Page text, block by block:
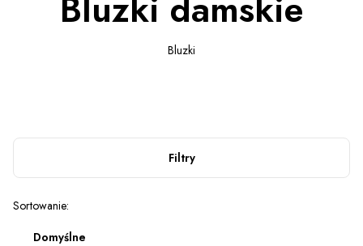
Bluzki
Filtry
Lista produktów
Sortowanie:
Domyślne